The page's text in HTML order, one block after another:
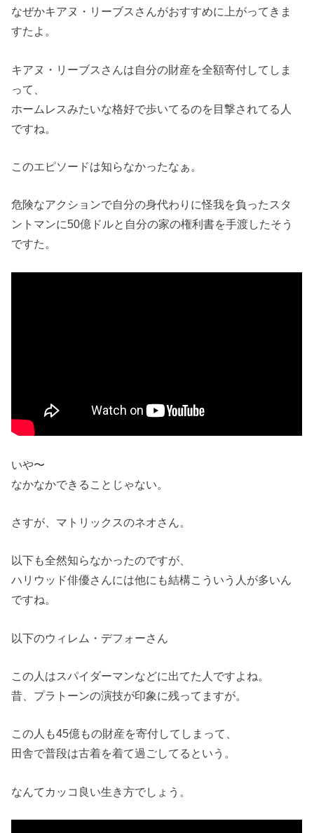
なぜかキアヌ・リーブスさんがおすすめに上がってきま
すたよ。
キアヌ・リーブスさんは自分の財産を全額寄付してしま
って、
ホームレスみたいな格好で歩いてるのを目撃されてる人
ですね。
このエピソードは知らなかったなぁ。
危険なアクションで自分の身代わりに怪我を負ったスタ
ントマンに50億ドルと自分の家の権利書を手渡したそう
ですた。
いや〜
なかなかできることじゃない。
さすが、マトリックスのネオさん。
以下も全然知らなかったのですが、
ハリウッド俳優さんには他にも結構こういう人が多いん
ですね。
以下のウィレム・デフォーさん
この人はスパイダーマンなどに出てた人ですよね。
昔、プラトーンの演技が印象に残ってますが。
この人も45億もの財産を寄付してしまって、
田舎で普段は古着を着て過ごしてるという。
なんてカッコ良い生き方でしょう。